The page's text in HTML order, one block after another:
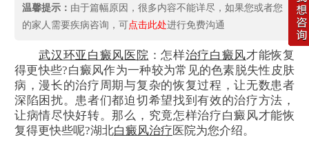
温馨提示： 由于篇幅原因，很多内容不能详尽，如果您或者您
的家人需要疾病咨询，可点击此处进行免费沟通
武汉环亚白癜风医院 ：怎样治疗白癜风才能恢复
得更快些?白癜风作为一种较为常见的色素脱失性皮肤
病，漫长的治疗周期与复杂的恢复过程，让无数患者
深陷困扰。患者们都迫切希望找到有效的治疗方法，
让病情尽快好转。那么，究竟怎样治疗白癜风才能恢
复得更快些呢?湖北白癜风治疗 医院为您介绍。